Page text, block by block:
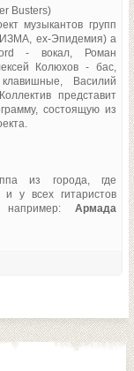
Busters)
музыкантов групп
ex-Эпидемия) а
- вокал, Роман
Колюхов - бас,
Василий
представит
состоящую из
из города, где
у всех гитаристов
например: Армада